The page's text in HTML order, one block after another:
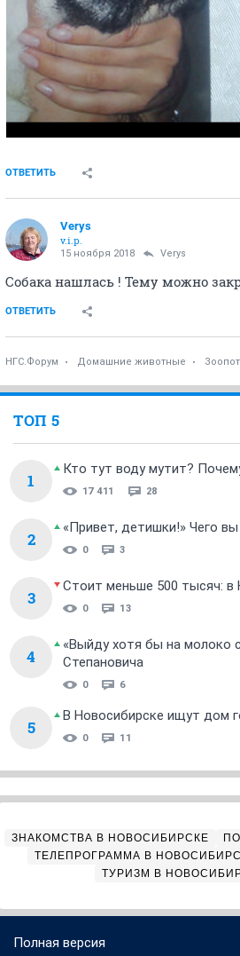
ОТВЕТИТЬ
Verys
v.i.p.
15 ноября 2018 Verys
Собака нашлась ! Тему можно
ОТВЕТИТЬ
НГС.Форум Домашние животные
ТОП 5
1
Кто тут воду мутит?
17 411 28
2
«Привет, детишки!» Чего
0 3
3
Стоит меньше 500 тысяч: в
0 13
4
«Выйду хотя бы на молоко
Степановича
0 6
5
В Новосибирске ищут дом
0 11
ЗНАКОМСТВА В НОВОСИБИРСКЕ
ТЕЛЕПРОГРАММА В
ТУРИЗМ В
Полная версия